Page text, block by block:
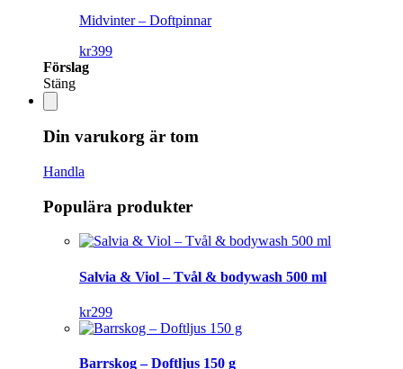
Midvinter – Doftpinnar
kr399
Förslag
Stäng
Din varukorg är tom
Handla
Populära produkter
Salvia & Viol – Tvål & bodywash 500 ml
kr299
Barrskog – Doftljus 150 g